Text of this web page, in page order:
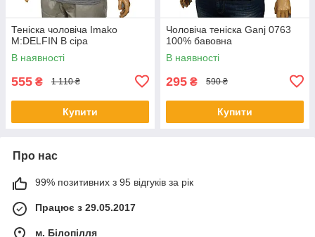
Теніска чоловіча Imako
M:DELFIN В сіра
В наявності
555 ₴ 1 110 ₴
Купити
Чоловіча теніска Ganj 0763
100% бавовна
В наявності
295 ₴ 590 ₴
Купити
Про нас
99% позитивних з 95 відгуків за рік
Працює з 29.05.2017
м. Білопілля